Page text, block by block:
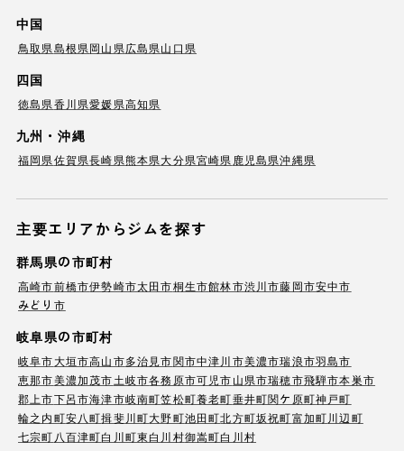
中国
鳥取県島根県岡山県広島県山口県
四国
徳島県香川県愛媛県高知県
九州・沖縄
福岡県佐賀県長崎県熊本県大分県宮崎県 鹿児島県沖縄県
主要エリアからジムを探す
群馬県の市町村
高崎市前橋市伊勢崎市太田市桐生市館林市渋川市藤岡市安中市
みどり市
岐阜県の市町村
岐阜市大垣市高山市多治見市関市中津川市美濃市瑞浪市羽島市
恵那市美濃加茂市土岐市各務原市可児市山県市瑞穂市飛騨市本巣市
郡上市下呂市海津市岐南町笠松町養老町垂井町関ケ原町神戸町
輪之内町安八町揖斐川町大野町池田町北方町坂祝町富加町川辺町
七宗町 八百津町白川町東白川村御嵩町白川村